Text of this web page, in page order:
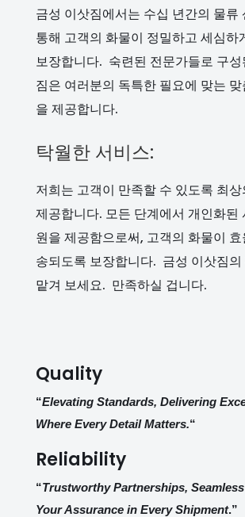
금성 이삿짐에서는 수십 년간의 물류
통해 고객의 화물이 정밀하고 세심하
보장합니다. 숙련된 전문가들로 구
짐은 여러분의 독특한 필요에 맞는
을 제공합니다.
탁월한 서비스:
저희는 고객이 만족할 수 있도록 최
제공합니다. 모든 단계에서 개인화된
원을 제공함으로써, 고객의 화물이
송되도록 보장합니다. 금성 이삿짐의
맡겨 보세요. 만족하실 겁니다.
Quality
“Elevating Standards, Delivering
Where Every Detail Matters.“
Reliability
“Trustworthy Partnerships,
Your Assurance in Every Shipment.”